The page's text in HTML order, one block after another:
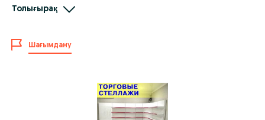
Глубина: 350мм, 400мм, 500мм
Цвет профиля: белый и серый, пленка 7 цветов.
Применение:
выставках и офисах для размещения, показа и сохранности
Толығырақ
Шағымдану